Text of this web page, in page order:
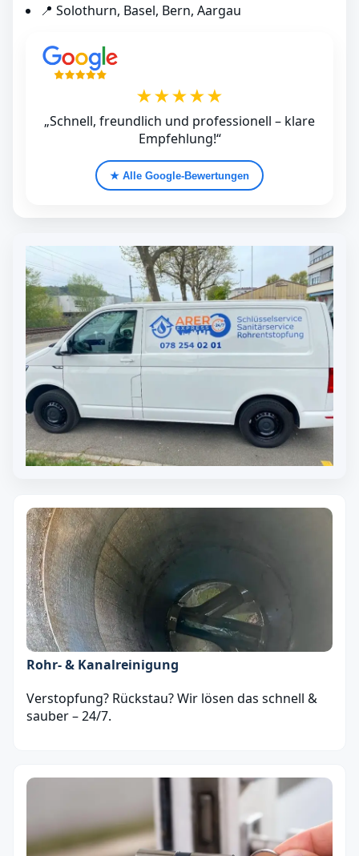
📍 Solothurn, Basel, Bern, Aargau
★★★★★
„Schnell, freundlich und professionell – klare
Empfehlung!“
★ Alle Google‑Bewertungen
Rohr- & Kanalreinigung
Verstopfung? Rückstau? Wir lösen das schnell &
sauber – 24/7.